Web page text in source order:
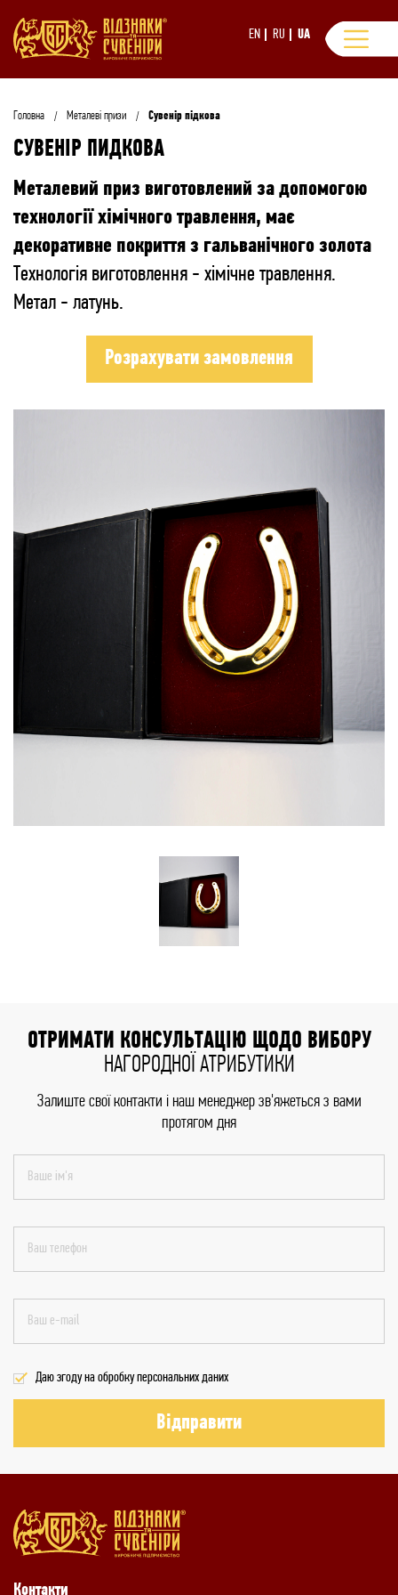
EN RU UA
Головна Металеві призи Сувенір підкова
СУВЕНІР ПИДКОВА
Металевий приз виготовлений за допомогою
технології хімічного травлення, має
декоративне покриття з гальванічного золота
Технологія виготовлення - хімічне травлення.
Метал - латунь.
Розрахувати замовлення
ОТРИМАТИ КОНСУЛЬТАЦІЮ ЩОДО ВИБОРУ
НАГОРОДНОЇ АТРИБУТИКИ
Залиште свої контакти і наш менеджер зв'яжеться з вами
протягом дня
Даю згоду на обробку персональних даних
Відправити
Контакти